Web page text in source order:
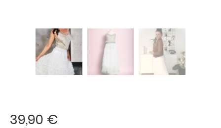
39,90 €